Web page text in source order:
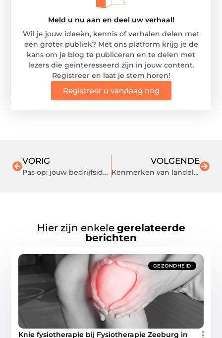
Meld u nu aan en deel uw verhaal!
Wil je jouw ideeën, kennis of verhalen delen met
een groter publiek? Met ons platform krijg je de
kans om je blog te publiceren en te delen met
lezers die geïnteresseerd zijn in jouw content.
Registreer en laat je stem horen!
Registreer u vandaag nog
VORIG
Pas op: jouw bedrijfsidentiteit is meer dan een logo!
VOLGENDE
Kenmerken van landelijke bijgebouwen
Hier zijn enkele gerelateerde
berichten
GEZONDHEID
Knie fysiotherapie bij Fysiotherapie Zeeburg in